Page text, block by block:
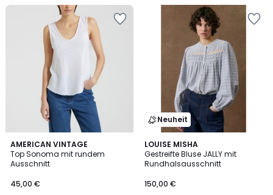
AMERICAN VINTAGE
Top Sonoma mit rundem
Ausschnitt
45,00 €
5
/
5
2
Farben
Neuheit
LOUISE MISHA
Gestreifte Bluse JALLY mit
Rundhalsausschnitt
150,00 €